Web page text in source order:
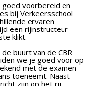
voorbereid en
bij Verkeersschool
ervaren
een rijinstructeur
klikt.
buurt van de CBR
we je goed voor op
met de examen-
toeneemt. Naast
zijn op het rij-